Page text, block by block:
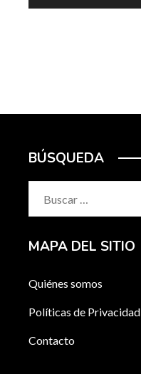
BÚSQUEDA
MAPA DEL SITIO
Quiénes somos
Políticas de Privacidad
Contacto